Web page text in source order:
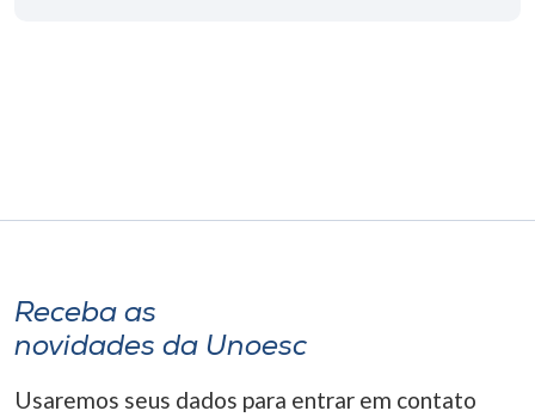
A+
Receba as
novidades da Unoesc
Usaremos seus dados para entrar em contato